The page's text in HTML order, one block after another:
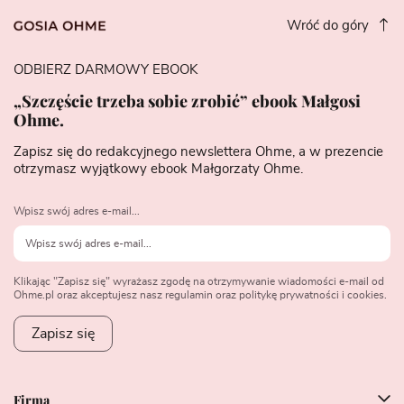
Wróć do góry
Firma
ODBIERZ DARMOWY EBOOK
„Szczęście trzeba sobie zrobić” ebook Małgosi
Ohme.
Zapisz się do redakcyjnego newslettera Ohme, a w prezencie
otrzymasz wyjątkowy ebook Małgorzaty Ohme.
Wpisz swój adres e-mail...
Klikając "Zapisz się" wyrażasz zgodę na otrzymywanie wiadomości e-mail od
Ohme.pl oraz akceptujesz nasz regulamin oraz politykę prywatności i cookies.
Zapisz się